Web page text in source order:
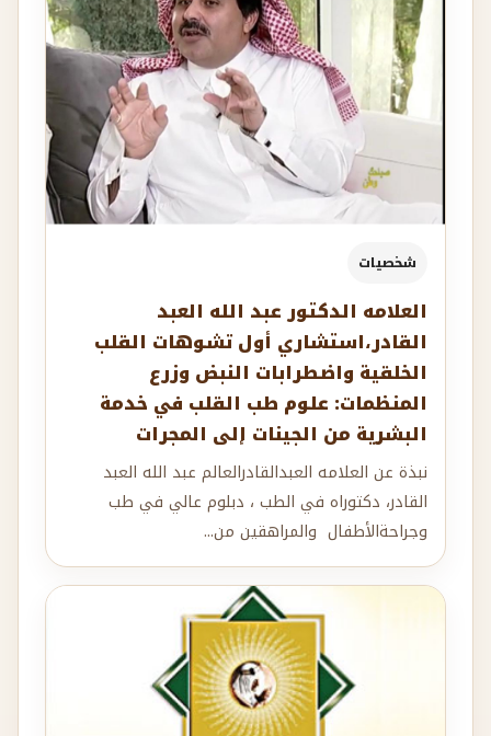
شخصيات
العلامه الدكتور عبد الله العبد
القادر،استشاري ‏أول تشوهات القلب
الخلقية واضطرابات النبض وزرع
المنظمات: علوم طب القلب في خدمة
البشرية من الجينات إلى المجرات
نبذة عن العلامه العبدالقادرالعالم عبد الله العبد
القادر، دكتوراه في الطب ، دبلوم عالي في طب
وجراحةالأطفال والمراهقين من...